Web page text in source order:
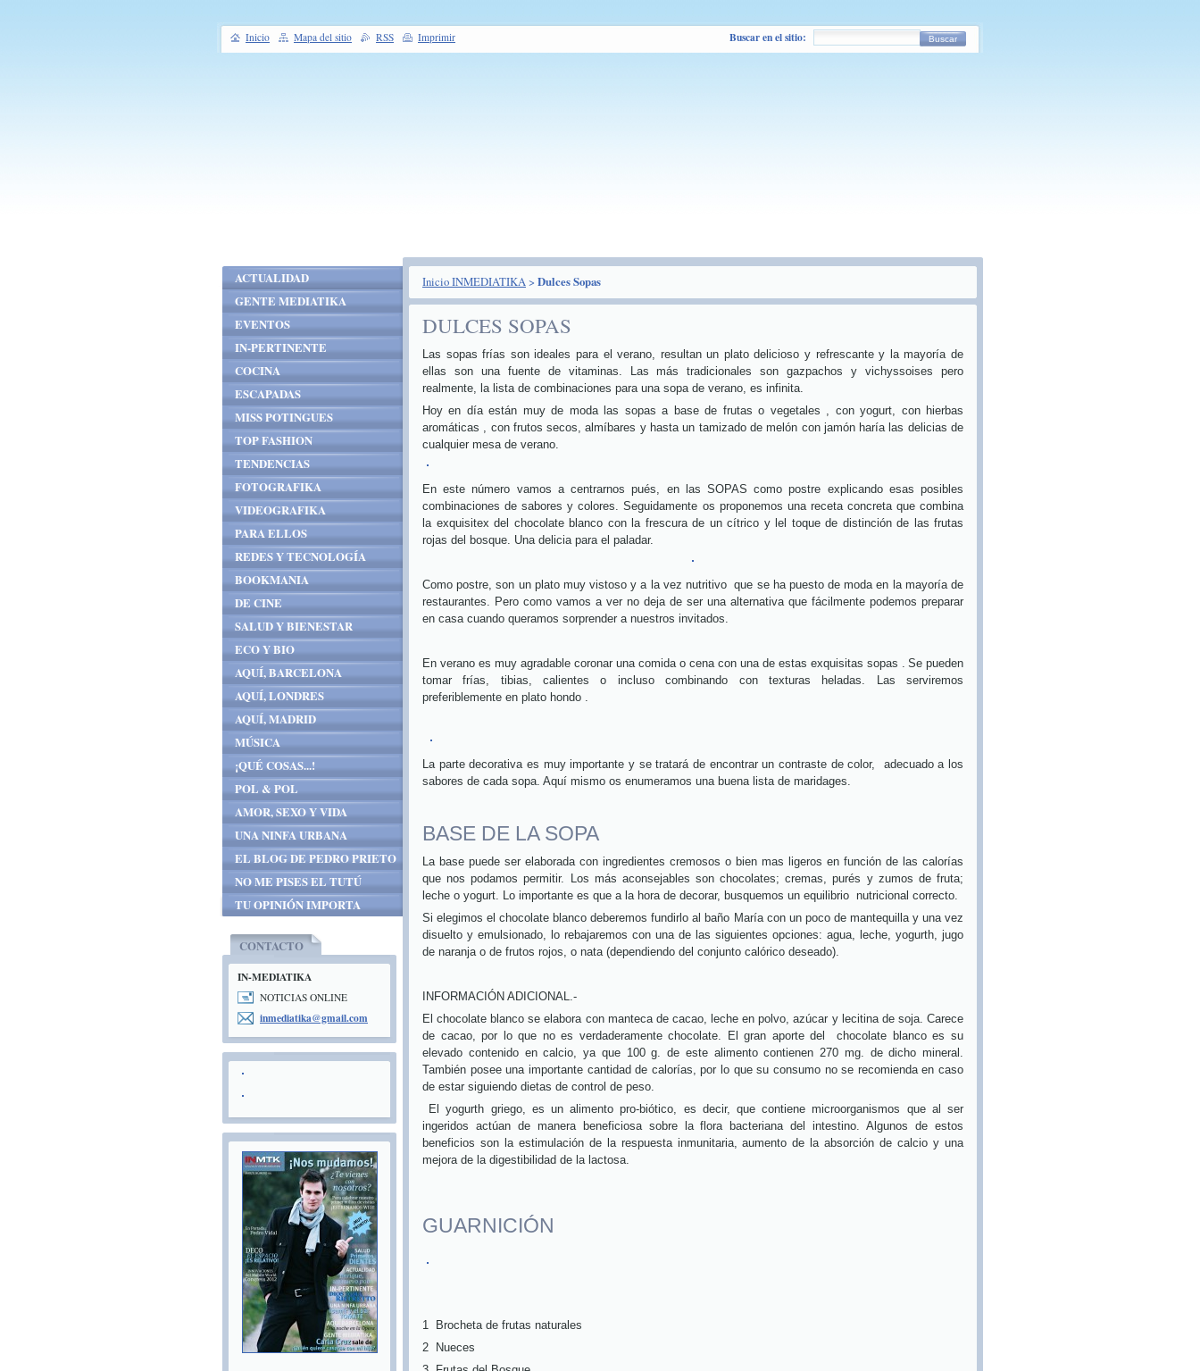
Inicio INMEDIATIKA> Dulces Sopas
DULCES SOPAS
Las sopas frías son ideales para el verano, resultan un plato delicioso y refrescante y la mayoría de
ellas son una fuente de vitaminas. Las más tradicionales son gazpachos y vichyssoises pero
realmente, la lista de combinaciones para una sopa de verano, es infinita.
Hoy en día están muy de moda las sopas a base de frutas o vegetales , con yogurt, con hierbas
aromáticas , con frutos secos, almíbares y hasta un tamizado de melón con jamón haría las delicias de
cualquier mesa de verano.
En este número vamos a centrarnos pués, en las SOPAS como postre explicando esas posibles
combinaciones de sabores y colores. Seguidamente os proponemos una receta concreta que combina
la exquisitex del chocolate blanco con la frescura de un cítrico y lel toque de distinción de las frutas
rojas del bosque. Una delicia para el paladar.
Como postre, son un plato muyvistosoya la vez nutritivo que se ha puesto de moda en la mayoría de
restaurantes. Pero como vamos a ver no deja de ser una alternativa que fácilmente podemos preparar
en casa cuando queramos sorprender a nuestros invitados.
En verano es muy agradable coronar una comida o cena con una de estas exquisitas sopas . Se pueden
tomar frías, tibias, calientes o incluso combinando con texturas heladas. Las serviremos
preferiblemente en plato hondo .
La parte decorativa es muy importante y se tratará de encontrar un contraste de color,
adecuado a los
sabores de cada sopa. Aquí mismo os enumeramos una buena lista de maridages.
BASE DE LA SOPA
La base puede ser elaborada con ingredientes cremosos o bien mas ligeros en función de las calorías
que nos podamos permitir. Los más aconsejables son chocolates; cremas, purés y zumos de fruta;
leche o yogurt. Lo importante es que a la hora de decorar, busquemos un equilibrio nutricional correcto.
Si elegimos el chocolate blanco deberemos fundirlo al baño María con un poco de mantequilla y una vez
disuelto y emulsionado, lo rebajaremos con una de las siguientes opciones: agua, leche, yogurth, jugo
de naranja o de frutos rojos, o nata (dependiendo del conjunto calórico deseado).
INFORMACIÓN ADICIONAL.-
El chocolate blanco se elabora con manteca de cacao, leche en polvo, azúcar y lecitina de soja. Carece
de cacao, por lo que no es verdaderamente chocolate. El gran aporte del
chocolate blanco es su
elevado contenido en calcio, ya que 100 g. de este alimento contienen 270 mg. de dicho mineral.
También posee una importante cantidad de calorías, por lo que su consumo no se recomienda en caso
de estar siguiendo dietas de control de peso.
El yogurth griego, es un alimento pro-biótico, es decir, que contiene microorganismos que al ser
ingeridos actúan de manera beneficiosa sobre la flora bacteriana del intestino. Algunos de estos
beneficios son la estimulación de la respuesta inmunitaria, aumento de la absorción de calcio y una
mejora de la digestibilidad de la lactosa.
GUARNICIÓN
1
Brocheta de frutas naturales
2
Nueces
ACTUALIDAD
GENTE MEDIATIKA
EVENTOS
IN-PERTINENTE
COCINA
ESCAPADAS
MISS POTINGUES
TOP FASHION
TENDENCIAS
FOTOGRAFIKA
VIDEOGRAFIKA
PARA ELLOS
REDES Y TECNOLOGÍA
BOOKMANIA
DE CINE
SALUD Y BIENESTAR
ECO Y BIO
AQUÍ, BARCELONA
AQUÍ, LONDRES
AQUÍ, MADRID
MÚSICA
¡QUÉ COSAS...!
POL & POL
AMOR, SEXO Y VIDA
UNA NINFA URBANA
EL BLOG DE PEDRO PRIETO
NO ME PISES EL TUTÚ
TU OPINIÓN IMPORTA
CONTACTO
IN-MEDIATIKA
NOTICIAS ONLINE
inmediatika@gmail.com
Inicio Mapa del sitio RSS Imprimir Buscar en el sitio: Buscar